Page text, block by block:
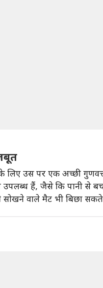
उस पर एक अच्छी
हैं, जैसे कि पानी से
वाले मैट भी बिछा